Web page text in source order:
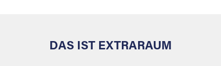
DAS IST EXTRARAUM